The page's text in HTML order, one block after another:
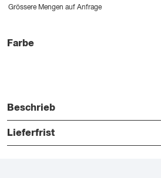
Grössere Mengen auf Anfrage
Farbe
Beschrieb
Lieferfrist